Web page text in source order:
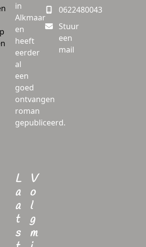
in
Alkmaar
en
heeft
eerder
al
een
goed
ontvangen
roman
gepubliceerd.
0622480043
Stuur
een
mail
L
a
a
t
s
V
o
l
g
m